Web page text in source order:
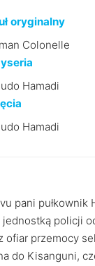
oryginalny
Colonelle
Hamadi
Hamadi
pani pułkownik
jednostką policji
ofiar przemocy
do Kisanguni,